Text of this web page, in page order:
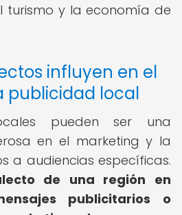
turismo y la economía de
influyen en el
publicidad local
pueden ser una
en el marketing y la
a audiencias específicas.
de una región en
publicitarios o